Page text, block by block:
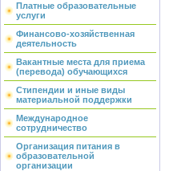
Платные образовательные
услуги
Финансово-хозяйственная
деятельность
Вакантные места для приема
(перевода) обучающихся
Стипендии и иные виды
материальной поддержки
Международное
сотрудничество
Организация питания в
образовательной
организации